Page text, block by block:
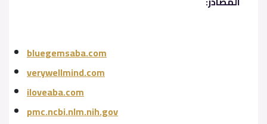
bluegemsaba.com
verywellmind.com
iloveaba.com
pmc.ncbi.nlm.nih.gov